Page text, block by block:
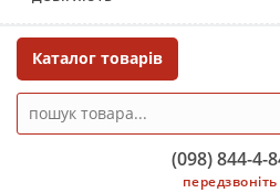
Каталог товарів
(098) 844-4-